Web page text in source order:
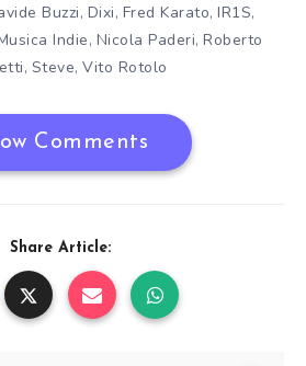
Buzzi, Dixi, Fred Karato, IR1S,
Indie, Nicola Paderi,Roberto
, Steve,Vito Rotolo
Comments
Share Article: